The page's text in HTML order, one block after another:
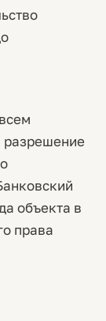
разрешение
объекта в
права